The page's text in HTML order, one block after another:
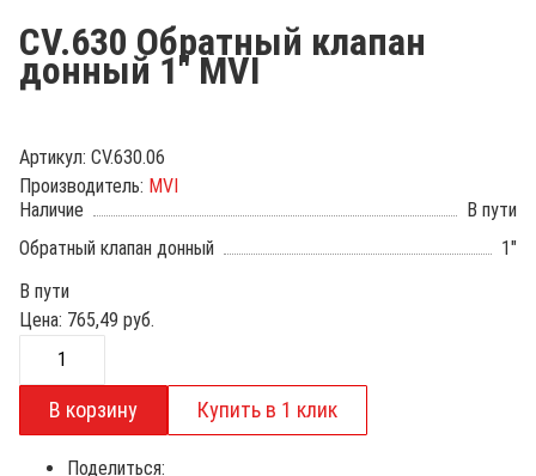
CV.630 Обратный клапан
донный 1" MVI
Артикул: CV.630.06
Производитель: MVI
Наличие
В пути
Обратный клапан донный
1"
В пути
Цена: 765,49 руб.
Поделиться: